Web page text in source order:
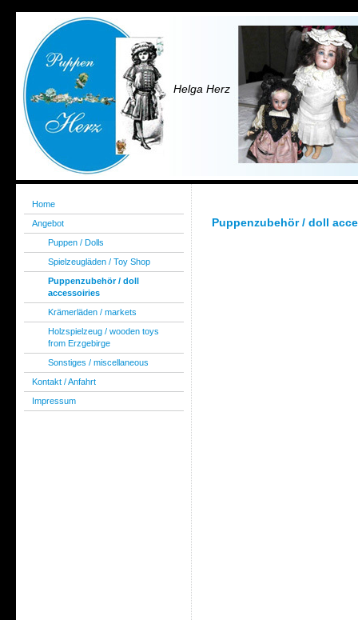
Helga Herz
Home
Angebot
Puppen / Dolls
Spielzeugläden / Toy Shop
Puppenzubehör / doll
accessoiries
Krämerläden / markets
Holzspielzeug / wooden toys
from Erzgebirge
Sonstiges / miscellaneous
Kontakt / Anfahrt
Impressum
Puppenzubehör / doll